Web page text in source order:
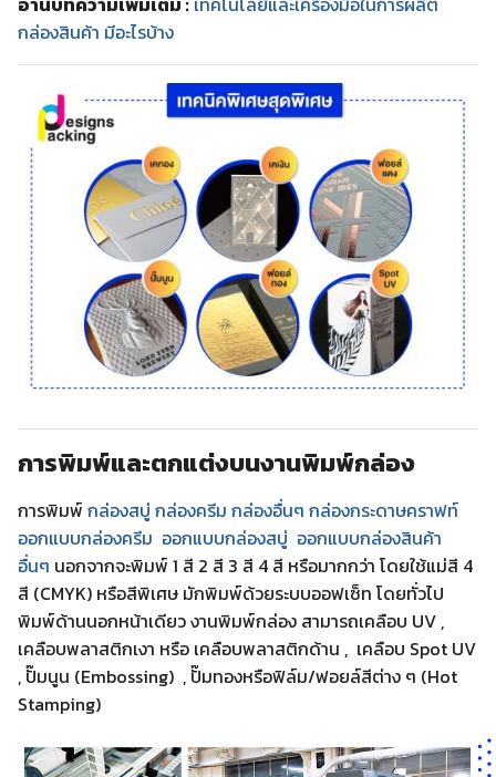
กล่องสินค้า มีอะไรบ้าง
การพิมพ์และตกแต่งบนงานพิมพ์กล่อง
การพิมพ์ กล่องสบู่ กล่องครีม กล่องอื่นๆ กล่องกระดาษคราฟท์
ออกแบบกล่องครีม ออกแบบกล่องสบู่ ออกแบบกล่องสินค้า
อื่นๆ นอกจากจะพิมพ์ 1 สี 2 สี 3 สี 4 สี หรือมากกว่า โดยใช้แม่สี 4
สี (CMYK) หรือสีพิเศษ มักพิมพ์ด้วยระบบออฟเซ็ท โดยทั่วไป
พิมพ์ด้านนอกหน้าเดียว งานพิมพ์กล่อง สามารถเคลือบ UV ,
เคลือบพลาสติกเงา หรือ เคลือบพลาสติกด้าน , เคลือบ Spot UV
, ปั๊มนูน (Embossing) , ปั๊มทองหรือฟิล์ม/ฟอยล์สีต่าง ๆ (Hot
Stamping)